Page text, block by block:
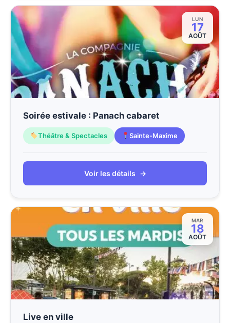
LUN
17
AOÛT
Soirée estivale : Panach cabaret
Théâtre & Spectacles Sainte-Maxime
Voir les détails →
MAR
18
AOÛT
Live en ville